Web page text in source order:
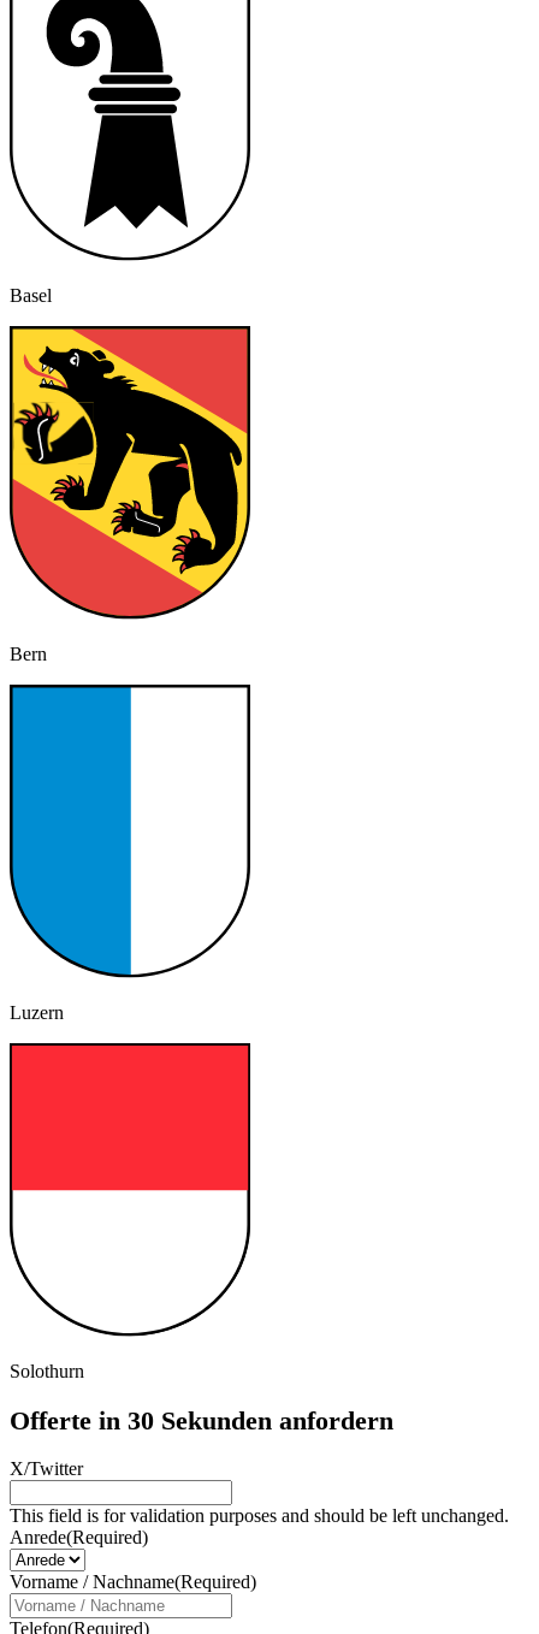
Basel
Bern
Luzern
Solothurn
Offerte in 30 Sekunden anfordern
X/Twitter
This field is for validation purposes and should be left unchanged.
Anrede(Required)
Vorname / Nachname(Required)
Telefon(Required)